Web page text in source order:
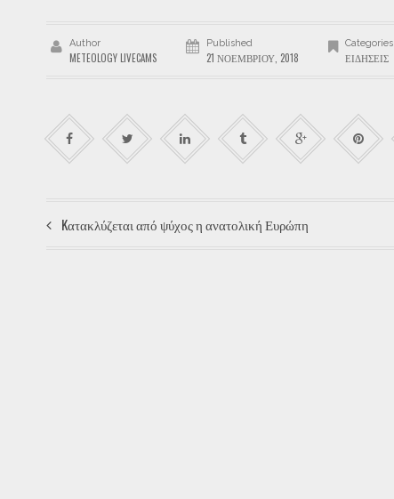
Author
METEOLOGY LIVECAMS
Published
21 ΝΟΕΜΒΡΊΟΥ, 2018
Categories
ΕΙΔΉΣΕΙΣ
Kατακλύζεται από ψύχος η ανατολική Ευρώπη